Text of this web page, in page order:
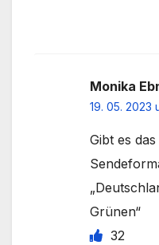
Monika
19. 05. 2023
Gibt es
Grünen“
32